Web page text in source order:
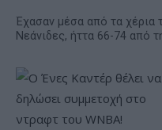
Έχασαν μέσα από τα χέρια
Νεάνιδες, ήττα 66-74 από